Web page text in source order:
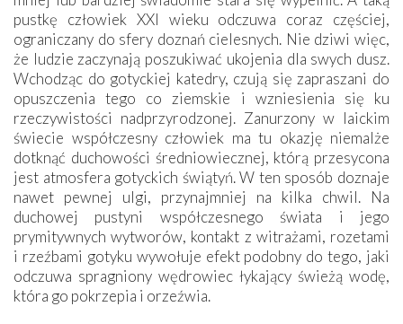
pustkę człowiek XXI wieku odczuwa coraz częściej,
ograniczany do sfery doznań cielesnych. Nie dziwi więc,
że ludzie zaczynają poszukiwać ukojenia dla swych dusz.
Wchodząc do gotyckiej katedry, czują się zapraszani do
opuszczenia tego co ziemskie i wzniesienia się ku
rzeczywistości nadprzyrodzonej. Zanurzony w laickim
świecie współczesny człowiek ma tu okazję niemalże
dotknąć duchowości średniowiecznej, którą przesycona
jest atmosfera gotyckich świątyń. W ten sposób doznaje
nawet pewnej ulgi, przynajmniej na kilka chwil. Na
duchowej pustyni współczesnego świata i jego
prymitywnych wytworów, kontakt z witrażami, rozetami
i rzeźbami gotyku wywołuje efekt podobny do tego, jaki
odczuwa spragniony wędrowiec łykający świeżą wodę,
która go pokrzepia i orzeźwia.